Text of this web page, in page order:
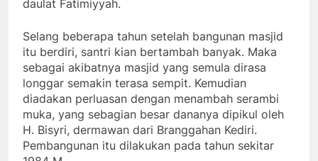
daulat Fatimiyyah.
Selang beberapa tahun setelah bangunan masjid
itu berdiri, santri kian bertambah banyak. Maka
sebagai akibatnya masjid yang semula dirasa
longgar semakin terasa sempit. Kemudian
diadakan perluasan dengan menambah serambi
muka, yang sebagian besar dananya dipikul oleh
H. Bisyri, dermawan dari Branggahan Kediri.
Pembangunan itu dilakukan pada tahun sekitar